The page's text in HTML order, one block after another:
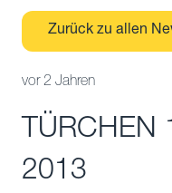
Zurück zu allen
vor 2 Jahren
TÜRCHEN
2013